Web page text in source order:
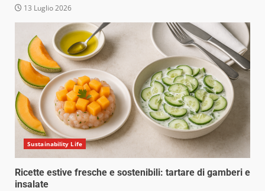
13 Luglio 2026
Sustainability Life
Ricette estive fresche e sostenibili: tartare di gamberi e
insalate